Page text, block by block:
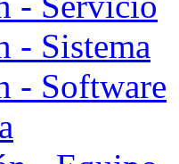
- Sistema
- Software